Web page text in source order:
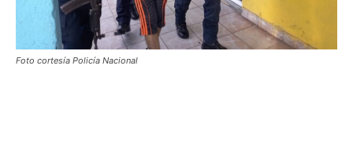
Foto cortesía Policía Nacional